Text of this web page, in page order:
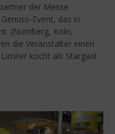
der Messe
Event, das in
(Nürnberg, Köln,
die Veranstalter einen
kocht als Stargast